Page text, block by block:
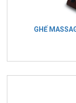
GHẾ